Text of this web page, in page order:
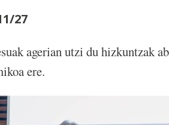
27
agerian utzi du hizkuntzak
ere.